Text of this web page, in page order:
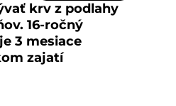
krv z podlahy
16-ročný
3 mesiace
zajatí